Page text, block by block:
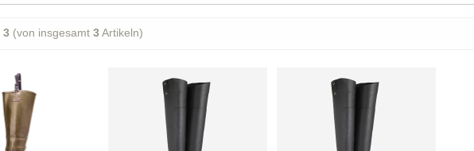
3(von insgesamt 3Artikeln)